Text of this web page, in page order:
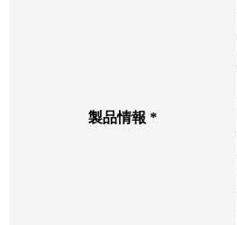
製品情報 *